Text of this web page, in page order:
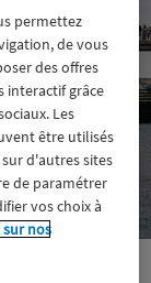
permettez
de vous
des offres
interactif grâce
Les
être utilisés
d'autres sites
de paramétrer
vos choix à
sur nos